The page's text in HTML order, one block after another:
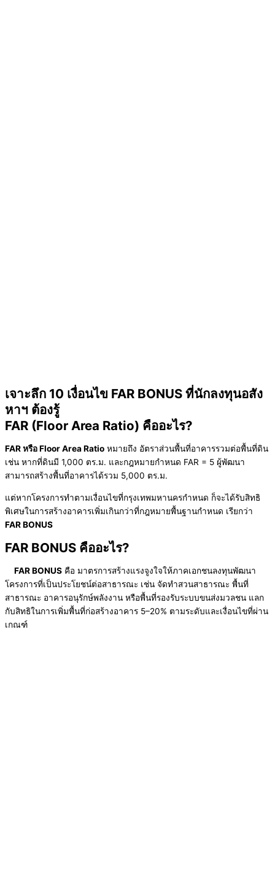
เจาะลึก 10 เงื่อนไข FAR BONUS ที่นักลงทุนอสัง
หาฯ ต้องรู้
FAR (Floor Area Ratio) คืออะไร?
FAR หรือ Floor Area Ratio หมายถึง อัตราส่วนพื้นที่อาคารรวมต่อพื้นที่ดิน
เช่น หากที่ดินมี 1,000 ตร.ม. และกฎหมายกำหนด FAR = 5 ผู้พัฒนา
สามารถสร้างพื้นที่อาคารได้รวม 5,000 ตร.ม.
แต่หากโครงการทำตามเงื่อนไขที่กรุงเทพมหานครกำหนด ก็จะได้รับสิทธิ
พิเศษในการสร้างอาคารเพิ่มเกินกว่าที่กฎหมายพื้นฐานกำหนด เรียกว่า
FAR BONUS
FAR BONUS คืออะไร?
FAR BONUS คือ มาตรการสร้างแรงจูงใจให้ภาคเอกชนลงทุนพัฒนา
โครงการที่เป็นประโยชน์ต่อสาธารณะ เช่น จัดทำสวนสาธารณะ พื้นที่
สาธารณะ อาคารอนุรักษ์พลังงาน หรือพื้นที่รองรับระบบขนส่งมวลชน แลก
กับสิทธิในการเพิ่มพื้นที่ก่อสร้างอาคาร 5–20% ตามระดับและเงื่อนไขที่ผ่าน
เกณฑ์